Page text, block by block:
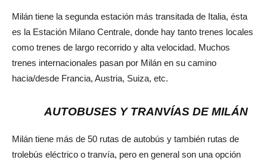
Milán tiene la segunda estación más transitada de Italia, ésta
es la Estación Milano Centrale, donde hay tanto trenes locales
como trenes de largo recorrido y alta velocidad. Muchos
trenes internacionales pasan por Milán en su camino
hacia/desde Francia, Austria, Suiza, etc.
AUTOBUSES Y TRANVÍAS DE MILÁN
Milán tiene más de 50 rutas de autobús y también rutas de
trolebús eléctrico o tranvía, pero en general son una opción